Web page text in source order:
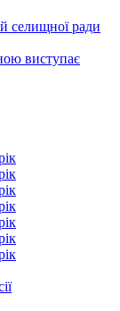
селищної ради
виступає